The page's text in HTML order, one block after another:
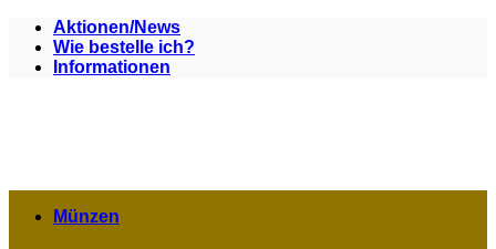
Zum
Inhalt
springen
Aktionen/News
Wie bestelle ich?
Informationen
Münzen